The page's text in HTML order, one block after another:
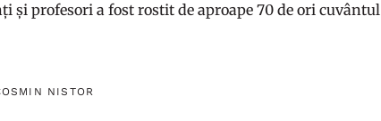
profesori a fost rostit de aproape 70 de ori cuvântul
NISTOR